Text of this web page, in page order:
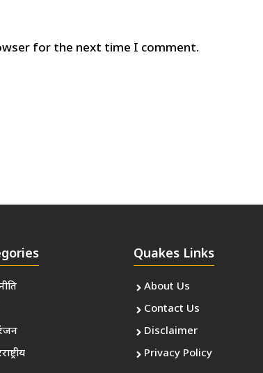
for the next time I comment.
Quakes Links
About Us
Contact Us
Disclaimer
Privacy Policy